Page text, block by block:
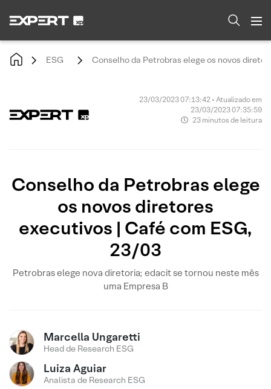
ESG Conselho da Petrobras elege os novos
23/03/2023 07:13:42 • Atualizado em
23/03/2023 07:35:59
23 minutos de leitura
Conselho da Petrobras elege
os novos diretores
executivos | Café com ESG,
23/03
Petrobras elege nova diretoria; edacit se tornou neste mês
uma Empresa B
Marcella Ungaretti
Head de Research ESG
Luiza Aguiar
Analista de Research ESG